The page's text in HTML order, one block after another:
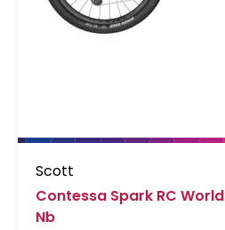
Scott
Contessa Spark RC
Nb